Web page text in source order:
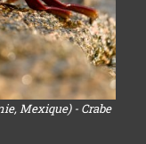
Mexique) - Crabe